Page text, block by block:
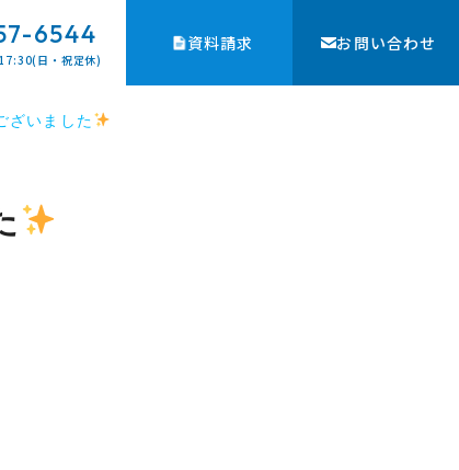
6544
日・祝定休)
資料請求 お問い合わせ
ざいました